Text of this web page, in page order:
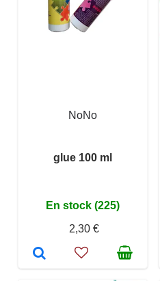
NoNo
glue 100 ml
En stock (225)
2,30 €